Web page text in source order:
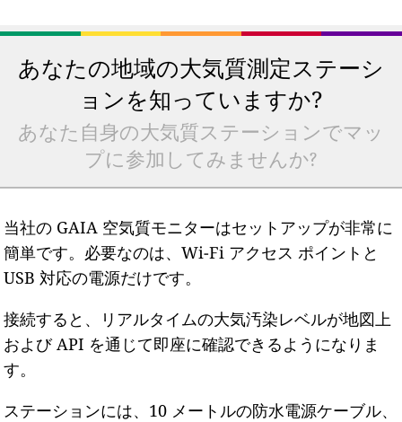
あなたの地域の大気質測定ステーシ
ョンを知っていますか?
あなた自身の大気質ステーションでマッ
プに参加してみませんか?
当社の GAIA 空気質モニターはセットアップが非常に
簡単です。必要なのは、Wi-Fi アクセス ポイントと
USB 対応の電源だけです。
接続すると、リアルタイムの大気汚染レベルが地図上
および API を通じて即座に確認できるようになりま
す。
ステーションには、10 メートルの防水電源ケーブル、